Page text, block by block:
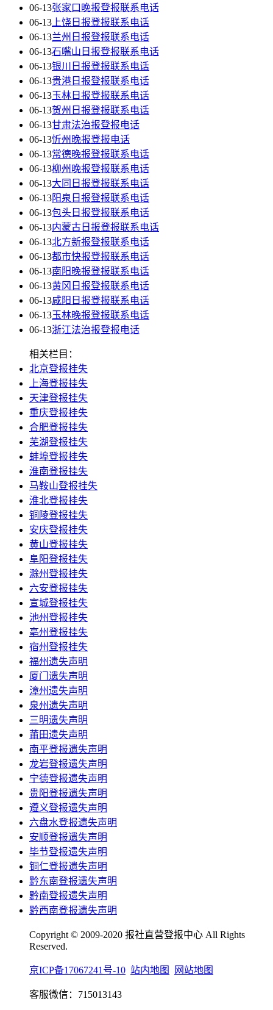
06-13张家口晚报登报联系电话
06-13 上饶日报登报联系电话
06-13兰州日报登报联系电话
06-13石嘴山日报登报联系电话
06-13银川日报登报联系电话
06-13贵港日报登报联系电话
06-13玉林日报登报联系电话
06-13贺州日报登报联系电话
06-13甘肃法治报登报电话
06-13忻州晚报登报电话
06-13常德晚报登报联系电话
06-13柳州晚报登报联系电话
06-13大同日报登报联系电话
06-13阳泉日报登报联系电话
06-13包头日报登报联系电话
06-13内蒙古日报登报联系电话
06-13北方新报登报联系电话
06-13都市快报登报联系电话
06-13南阳晚报登报联系电话
06-13黄冈日报登报联系电话
06-13咸阳日报登报联系电话
06-13玉林晚报登报联系电话
06-13浙江法治报登报电话
相关栏目：
北京登报挂失
上海登报挂失
天津登报挂失
重庆登报挂失
合肥登报挂失
芜湖登报挂失
蚌埠登报挂失
淮南登报挂失
马鞍山登报挂失
淮北登报挂失
铜陵登报挂失
安庆登报挂失
黄山登报挂失
阜阳登报挂失
滁州登报挂失
六安登报挂失
宣城登报挂失
池州登报挂失
亳州登报挂失
宿州登报挂失
福州遗失声明
厦门遗失声明
漳州遗失声明
泉州遗失声明
三明遗失声明
莆田遗失声明
南平登报遗失声明
龙岩登报遗失声明
宁德登报遗失声明
贵阳登报遗失声明
遵义登报遗失声明
六盘水登报遗失声明
安顺登报遗失声明
毕节登报遗失声明
铜仁登报遗失声明
黔东南登报遗失声明
黔南登报遗失声明
黔西南登报遗失声明
Copyright © 2009-2020 报社直营登报中心 All Rights
Reserved.
京ICP备17067241号-10 站内地图 网站地图
客服微信：715013143